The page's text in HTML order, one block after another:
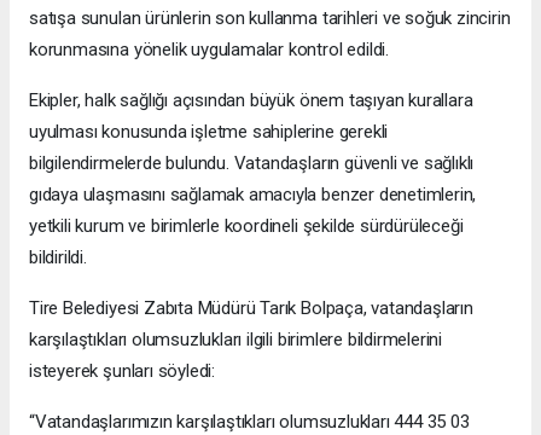
satışa sunulan ürünlerin son kullanma tarihleri ve soğuk zincirin
korunmasına yönelik uygulamalar kontrol edildi.
Ekipler, halk sağlığı açısından büyük önem taşıyan kurallara
uyulması konusunda işletme sahiplerine gerekli
bilgilendirmelerde bulundu. Vatandaşların güvenli ve sağlıklı
gıdaya ulaşmasını sağlamak amacıyla benzer denetimlerin,
yetkili kurum ve birimlerle koordineli şekilde sürdürüleceği
bildirildi.
Tire Belediyesi Zabıta Müdürü Tarık Bolpaça, vatandaşların
karşılaştıkları olumsuzlukları ilgili birimlere bildirmelerini
isteyerek şunları söyledi:
“Vatandaşlarımızın karşılaştıkları olumsuzlukları 444 35 03